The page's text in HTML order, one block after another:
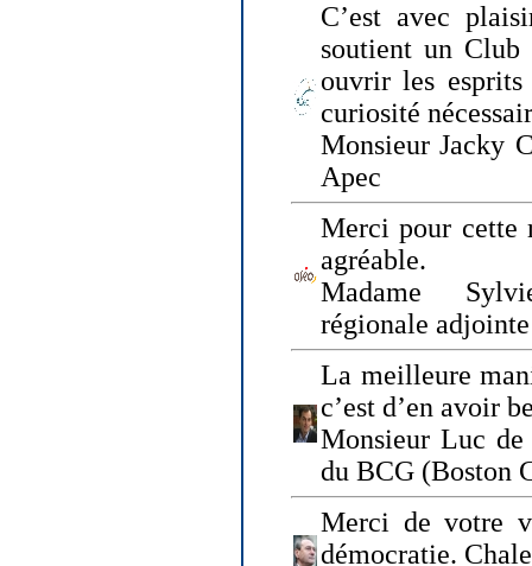
C’est avec
soutient un Club
ouvrir les
curiosité
Monsieur Jacky
Apec
Merci pour cette
agréable.
Madame
régionale
La meilleure
c’est d’en avoir
Monsieur Luc de
du BCG (Boston
Merci de votre
démocratie.